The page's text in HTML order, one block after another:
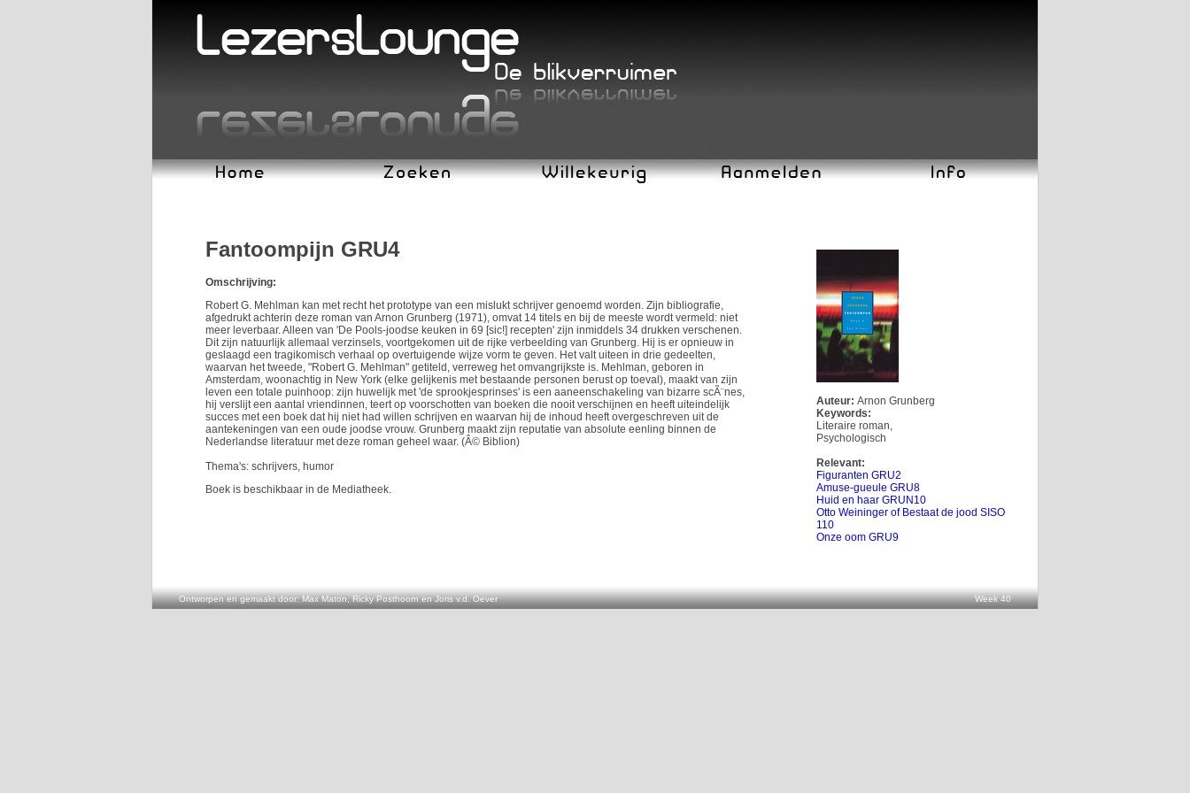
Fantoompijn GRU4
Omschrijving:
Robert G. Mehlman kan met recht het prototype van een mislukt schrijver genoemd worden. Zijn bibliografie,
afgedrukt achterin deze roman van Arnon Grunberg (1971), omvat 14 titels en bij de meeste wordt vermeld: niet
meer leverbaar. Alleen van 'De Pools-joodse keuken in 69 [sic!] recepten' zijn inmiddels 34 drukken verschenen.
Dit zijn natuurlijk allemaal verzinsels, voortgekomen uit de rijke verbeelding van Grunberg. Hij is er opnieuw in
geslaagd een tragikomisch verhaal op overtuigende wijze vorm te geven. Het valt uiteen in drie gedeelten,
waarvan het tweede, "Robert G. Mehlman" getiteld, verreweg het omvangrijkste is. Mehlman, geboren in
Amsterdam, woonachtig in New York (elke gelijkenis met bestaande personen berust op toeval), maakt van zijn
leven een totale puinhoop: zijn huwelijk met 'de sprookjesprinses' is een aaneenschakeling van bizarre scÃ¨nes,
hij verslijt een aantal vriendinnen, teert op voorschotten van boeken die nooit verschijnen en heeft uiteindelijk
succes met een boek dat hij niet had willen schrijven en waarvan hij de inhoud heeft overgeschreven uit de
aantekeningen van een oude joodse vrouw. Grunberg maakt zijn reputatie van absolute eenling binnen de
Nederlandse literatuur met deze roman geheel waar. (Â© Biblion)
Thema's: schrijvers, humor
Boek is beschikbaar in de Mediatheek.
Auteur: Arnon Grunberg
Keywords:
Literaire roman,
Psychologisch
Relevant:
Figuranten GRU2
Amuse-gueule GRU8
Huid en haar GRUN10
Otto Weininger of Bestaat de jood SISO
110
Onze oom GRU9
Ontworpen en gemaakt door: Max Maton, Ricky Posthoorn en Joris v.d. Oever Week 40